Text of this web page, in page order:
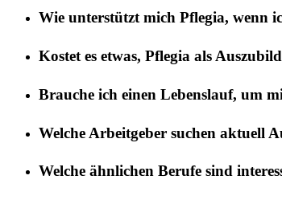
Wie unterstützt mich Pflegia, wenn
Kostet es etwas, Pflegia als
Brauche ich einen Lebenslauf, um
Welche Arbeitgeber suchen aktuell
Welche ähnlichen Berufe sind